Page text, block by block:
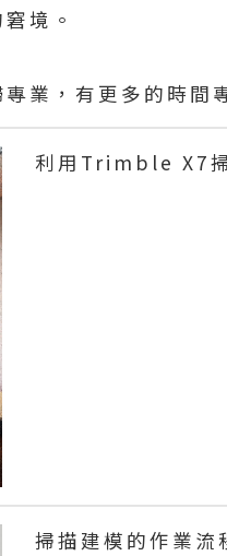
境。
業，有更多的時間
利用Trimble X7
掃描建模的作業流